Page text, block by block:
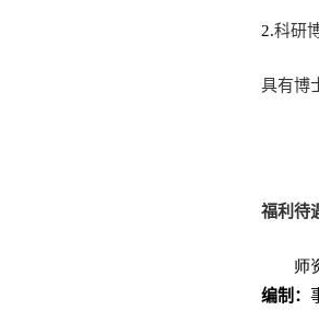
2.科研
具有博
福利待
师
编制：